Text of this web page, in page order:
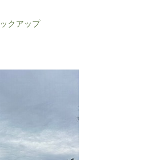
クアップ